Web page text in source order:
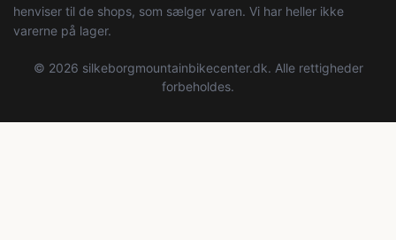
henviser til de shops, som sælger varen. Vi har heller ikke
varerne på lager.
© 2026 silkeborgmountainbikecenter.dk. Alle rettigheder
forbeholdes.